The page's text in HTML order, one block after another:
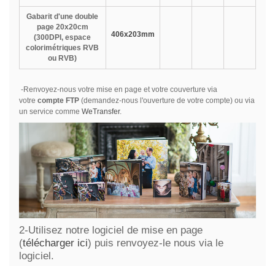
Gabarit d'une double
page 20x20cm
(300DPI, espace
colorimétriques RVB
ou RVB)
406x203mm
-Renvoyez-nous votre mise en page et votre couverture via
votre compte FTP(demandez-nous l'ouverture de votre compte) ou via
un service comme WeTransfer.
2-Utilisez notre logiciel de mise en page
(télécharger ici) puis renvoyez-le nous via le
logiciel.